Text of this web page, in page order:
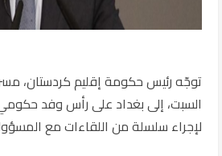
توجّه رئيس حكومة إقليم كردستان،
السبت، إلى بغداد على رأس وفد
لإجراء سلسلة من اللقاءات مع